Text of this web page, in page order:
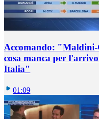
Accomando:
cosa manca per
Italia"
01:09